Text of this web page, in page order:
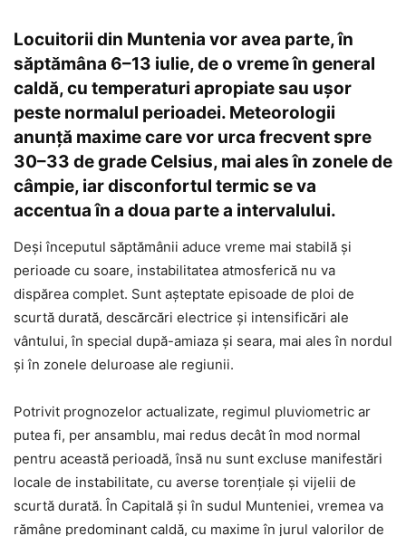
Locuitorii din Muntenia vor avea parte, în
săptămâna 6–13 iulie, de o vreme în general
caldă, cu temperaturi apropiate sau ușor
peste normalul perioadei. Meteorologii
anunță maxime care vor urca frecvent spre
30–33 de grade Celsius, mai ales în zonele de
câmpie, iar disconfortul termic se va
accentua în a doua parte a intervalului.
Deși începutul săptămânii aduce vreme mai stabilă și
perioade cu soare, instabilitatea atmosferică nu va
dispărea complet. Sunt așteptate episoade de ploi de
scurtă durată, descărcări electrice și intensificări ale
vântului, în special după-amiaza și seara, mai ales în nordul
și în zonele deluroase ale regiunii.
Potrivit prognozelor actualizate, regimul pluviometric ar
putea fi, per ansamblu, mai redus decât în mod normal
pentru această perioadă, însă nu sunt excluse manifestări
locale de instabilitate, cu averse torențiale și vijelii de
scurtă durată. În Capitală și în sudul Munteniei, vremea va
rămâne predominant caldă, cu maxime în jurul valorilor de